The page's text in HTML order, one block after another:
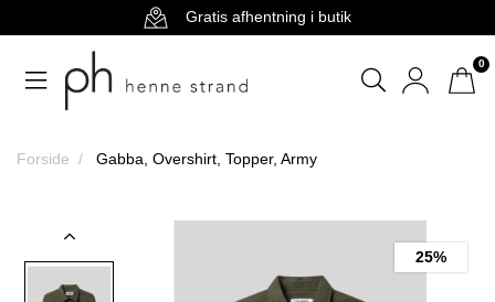
Gratis afhentning i butik
0
Forside Gabba, Overshirt, Topper, Army
25%